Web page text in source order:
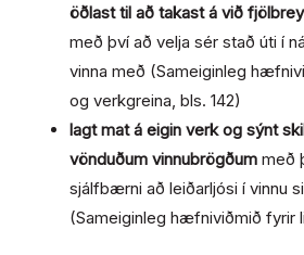
öðlast til að takast á við
með því að velja sér stað úti í
vinna með (Sameiginleg
og verkgreina, bls. 142)
lagt mat á eigin verk og sýnt
vönduðum vinnubrögðum með
sjálfbærni að leiðarljósi í vinnu
(Sameiginleg hæfniviðmið fyrir